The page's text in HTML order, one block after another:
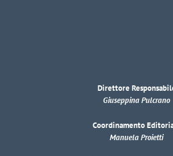
Direttore
Giuseppina Pulcrano
Coordinamento
Manuela Proietti